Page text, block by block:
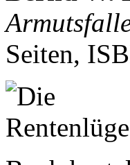
Seiten,